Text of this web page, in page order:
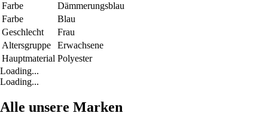
Farbe
Dämmerungsblau
Farbe
Blau
Geschlecht
Frau
Altersgruppe
Erwachsene
Hauptmaterial Polyester
Loading...
Loading...
Alle unsere Marken